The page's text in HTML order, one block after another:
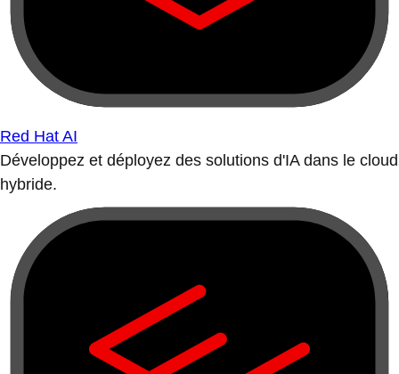
Red Hat AI
Développez et déployez des solutions d'IA dans le cloud
hybride.